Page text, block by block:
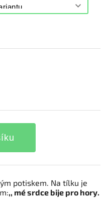
potiskem. Na tílku je
,, mé srdce bije pro hory.